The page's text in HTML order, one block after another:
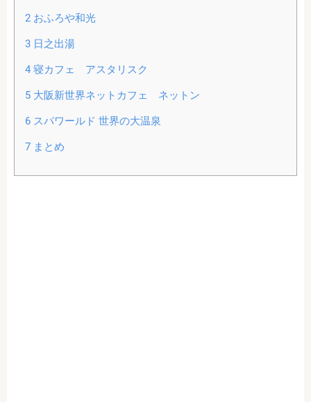
2おふろや和光
3日之出湯
4寝カフェ アスタリスク
5大阪新世界ネットカフェ ネットン
6スパワールド 世界の大温泉
7まとめ